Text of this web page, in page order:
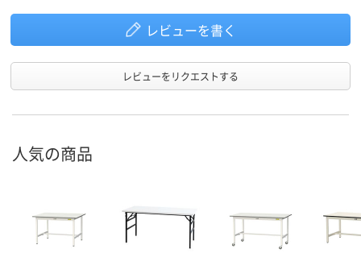
レビューを書く
レビューをリクエストする
人気の商品